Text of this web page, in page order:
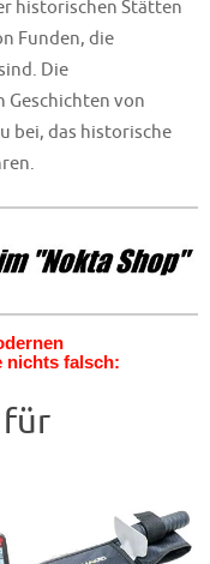
historischen Stätten
Funden, die
Die
Geschichten von
bei, das historische
nichts falsch:
für